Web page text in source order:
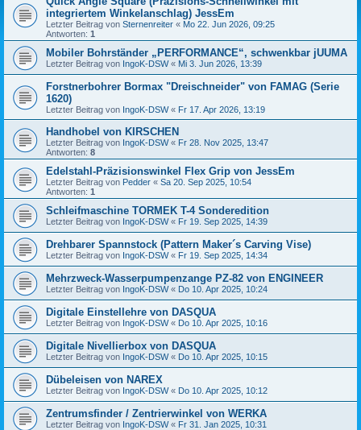
integriertem Winkelanschlag) JessEm
Letzter Beitrag von Sternenreiter « Mo 22. Jun 2026, 09:25
Antworten: 1
Mobiler Bohrständer „PERFORMANCE“, schwenkbar jUUMA
Letzter Beitrag von IngoK-DSW« Mi 3. Jun 2026, 13:39
Forstnerbohrer Bormax "Dreischneider" von FAMAG (Serie
1620)
Letzter Beitrag von IngoK-DSW« Fr 17. Apr 2026, 13:19
Handhobel von KIRSCHEN
Letzter Beitrag von IngoK-DSW« Fr 28. Nov 2025, 13:47
Antworten: 8
Edelstahl-Präzisionswinkel Flex Grip von JessEm
Letzter Beitrag von Pedder « Sa 20. Sep 2025, 10:54
Antworten: 1
Schleifmaschine TORMEK T-4 Sonderedition
Letzter Beitrag von IngoK-DSW« Fr 19. Sep 2025, 14:39
Drehbarer Spannstock (Pattern Maker´s Carving Vise)
Letzter Beitrag von IngoK-DSW« Fr 19. Sep 2025, 14:34
Mehrzweck-Wasserpumpenzange PZ-82 von ENGINEER
Letzter Beitrag von IngoK-DSW« Do 10. Apr 2025, 10:24
Digitale Einstellehre von DASQUA
Letzter Beitrag von IngoK-DSW« Do 10. Apr 2025, 10:16
Digitale Nivellierbox von DASQUA
Letzter Beitrag von IngoK-DSW« Do 10. Apr 2025, 10:15
Dübeleisen von NAREX
Letzter Beitrag von IngoK-DSW« Do 10. Apr 2025, 10:12
Zentrumsfinder / Zentrierwinkel von WERKA
Letzter Beitrag von IngoK-DSW« Fr 31. Jan 2025, 10:31